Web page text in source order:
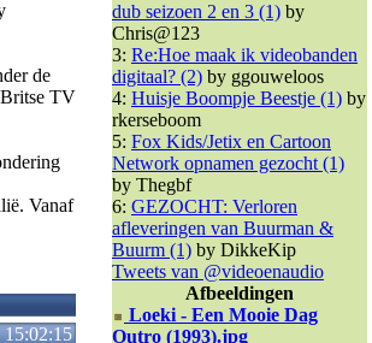
de
TV
Vanaf
15:02:15
dub seizoen 2 en 3 (1) by
Chris@123
3: Re:Hoe maak ik videobanden
digitaal? (2) by ggouweloos
4: Huisje Boompje Beestje (1) by
rkerseboom
5: Fox Kids/Jetix en Cartoon
Network opnamen gezocht (1)
by Thegbf
6: GEZOCHT: Verloren
afleveringen van Buurman &
Buurm (1) by DikkeKip
Tweets van @videoenaudio
Afbeeldingen
Loeki - Een Mooie Dag
Outro (1993).jpg